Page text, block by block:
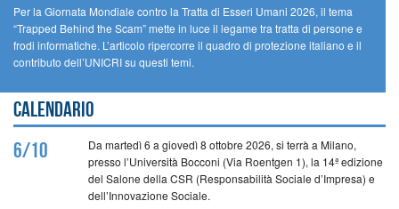
Per la Giornata Mondiale contro la Tratta di Esseri Umani 2026, il tema
“Trapped Behind the Scam” mette in luce il legame tra tratta di persone e
frodi informatiche. L’articolo ripercorre il quadro di protezione italiano e il
contributo dell’UNICRI su questi temi.
Calendario
6/10
Da martedì 6 a giovedì 8 ottobre 2026, si terrà a Milano,
presso l’Università Bocconi (Via Roentgen 1), la 14ª edizione
del Salone della CSR (Responsabilità Sociale d’Impresa) e
dell’Innovazione Sociale.